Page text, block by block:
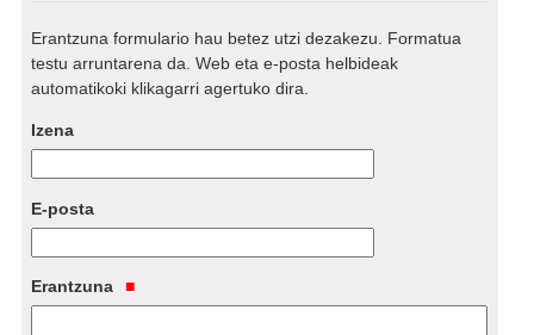
Erantzuna formulario hau betez utzi dezakezu. Formatua
testu arruntarena da. Web eta e-posta helbideak
automatikoki klikagarri agertuko dira.
Izena
E-posta
Erantzuna